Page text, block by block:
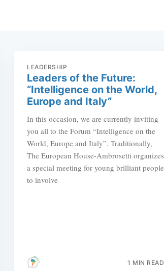
LEADERSHIP
Leaders of the Future:
“Intelligence on the World,
Europe and Italy”
In this occasion, we are currently inviting
you all to the Forum “Intelligence on the
World, Europe and Italy”. Traditionally,
The European House-Ambrosetti organizes
a special meeting for young brilliant people
to involve
1 MIN READ